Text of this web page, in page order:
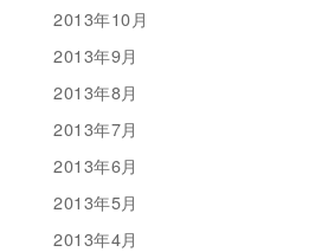
2013年10月
2013年9月
2013年8月
2013年7月
2013年6月
2013年5月
2013年4月